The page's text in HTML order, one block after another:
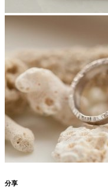
分享